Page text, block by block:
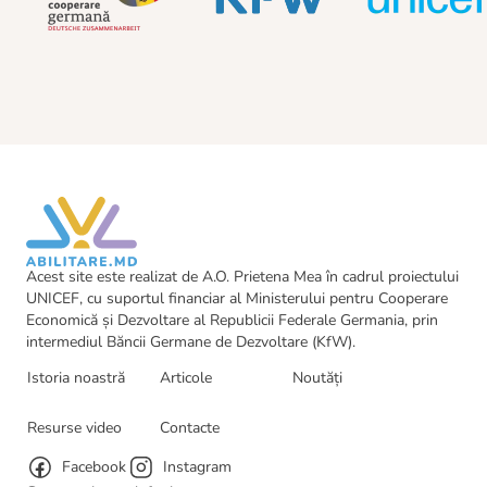
părinți.
să transformi pașii mici în reușite mari. Istoriile
Acest site este realizat de A.O. Prietena Mea în cadrul proiectului
UNICEF, cu suportul financiar al Ministerului pentru Cooperare
Economică și Dezvoltare al Republicii Federale Germania, prin
intermediul Băncii Germane de Dezvoltare (KfW).
Istoria noastră
Articole Noutăți
Resurse video
Contacte
Facebook
Instagram